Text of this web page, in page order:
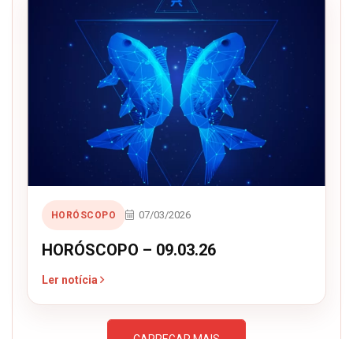
HORÓSCOPO 07/03/2026
HORÓSCOPO – 09.03.26
Ler notícia